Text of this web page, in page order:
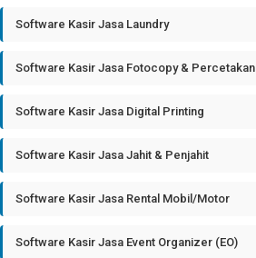
Software Kasir Jasa Laundry
Software Kasir Jasa Fotocopy & Percetakan
Software Kasir Jasa Digital Printing
Software Kasir Jasa Jahit & Penjahit
Software Kasir Jasa Rental Mobil/Motor
Software Kasir Jasa Event Organizer (EO)